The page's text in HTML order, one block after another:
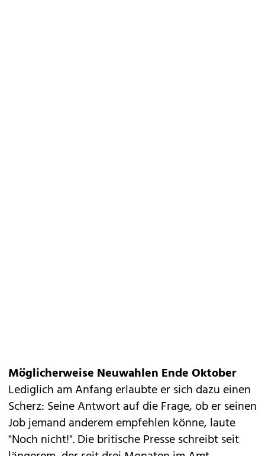
Möglicherweise Neuwahlen Ende Oktober
Lediglich am Anfang erlaubte er sich dazu einen
Scherz: Seine Antwort auf die Frage, ob er seinen
Job jemand anderem empfehlen könne, laute
"Noch nicht!". Die britische Presse schreibt seit